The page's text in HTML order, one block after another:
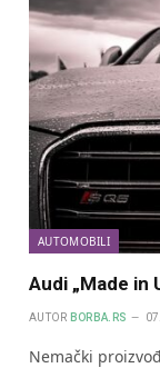
AUTOMOBILI
Audi „Made in
AUTOR BORBA.RS
Nemački